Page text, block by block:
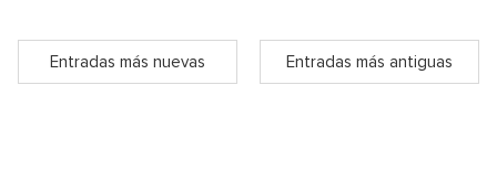
Entradas más nuevas Entradas más antiguas